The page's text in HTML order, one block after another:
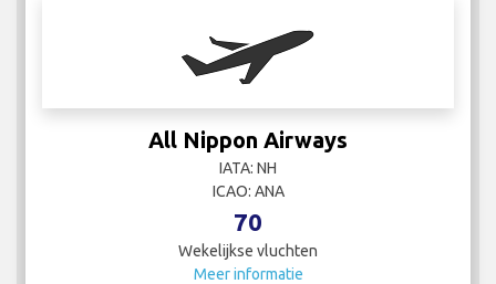
All Nippon Airways
IATA: NH
ICAO: ANA
70
Wekelijkse vluchten
Meer informatie